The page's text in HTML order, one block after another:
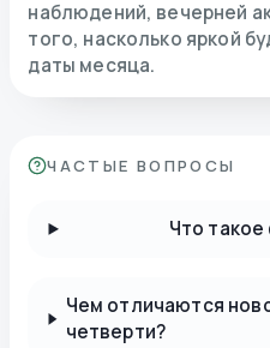
наблюдений, вечерней
того, насколько яркой
даты месяца.
ЧАСТЫЕ ВОПРОСЫ
Что
Чем отличаются
четверти?